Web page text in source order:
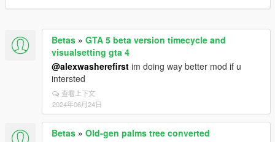
Betas » GTA 5 beta version timecycle and
visualsetting gta 4
@alexwasherefirst im doing way better mod if u
intersted
查看上下文
2024年06月24日
Betas » Old-gen palms tree converted